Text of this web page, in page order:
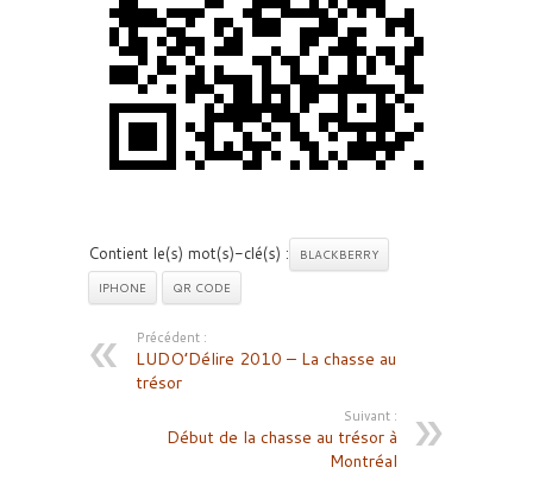
Contient le(s) mot(s)-clé(s) :
BLACKBERRY
IPHONE
QR CODE
Précédent :
LUDO’Délire 2010 – La chasse au
trésor
Suivant :
Début de la chasse au trésor à
Montréal